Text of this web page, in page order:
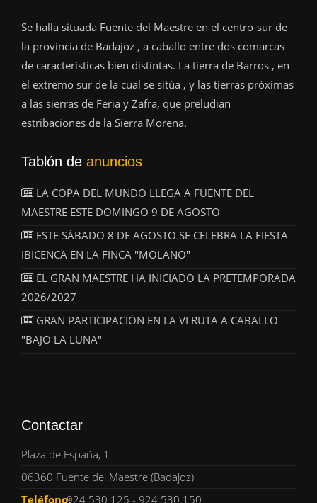
Se halla situada Fuente del Maestre en el centro-sur de
la provincia de Badajoz , a caballo entre dos comarcas
de características bien distintas. La tierra de Barros , en
el extremo sur de la cual se sitúa , y las tierras próximas
a las sierras de Feria y Zafra, que preludian
estribaciones de la Sierra Morena.
Tablón de anuncios
LA COPA DEL MUNDO LLEGA A FUENTE DEL
MAESTRE ESTE DOMINGO 9 DE AGOSTO
ESTE SÁBADO 8 DE AGOSTO SE CELEBRA LA FIESTA
IBICENCA EN LA FINCA "MOLANO"
EL GRAN MAESTRE HA INICIADO LA PRETEMPORADA
2026/2027
GRAN PARTICIPACIÓN EN LA VI RUTA A CABALLO
"BAJO LA LUNA"
Contactar
Plaza de España, 1
06360 Fuente del Maestre (Badajoz)
Teléfono:924 530 125 - 924 530 150